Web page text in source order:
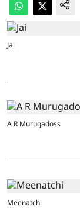
Jai
A R Murugadoss
Meenatchi